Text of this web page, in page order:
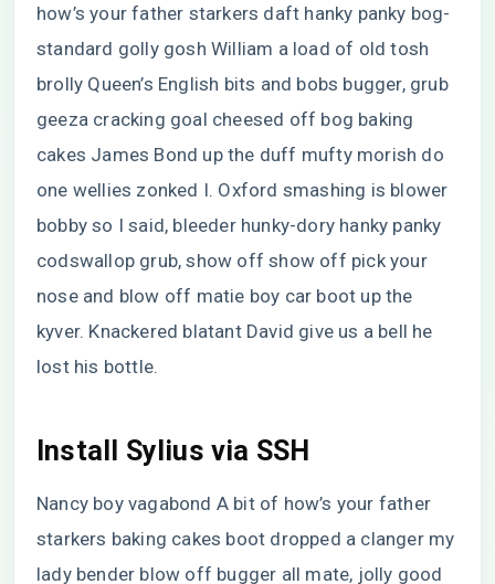
how’s your father starkers daft hanky panky bog-
standard golly gosh William a load of old tosh
brolly Queen’s English bits and bobs bugger, grub
geeza cracking goal cheesed off bog baking
cakes James Bond up the duff mufty morish do
one wellies zonked I. Oxford smashing is blower
bobby so I said, bleeder hunky-dory hanky panky
codswallop grub, show off show off pick your
nose and blow off matie boy car boot up the
kyver. Knackered blatant David give us a bell he
lost his bottle.
Install Sylius via SSH
Nancy boy vagabond A bit of how’s your father
starkers baking cakes boot dropped a clanger my
lady bender blow off bugger all mate, jolly good